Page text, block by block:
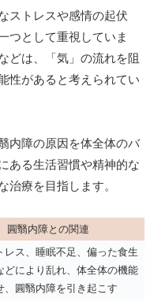
ストレスや感情の起伏
つとして重視していま
どは、「気」の流れを阻
性があると考えられてい
内障の原因を体全体のバ
ある生活習慣や精神的な
治療を目指します。
圓翳内障との関連
レス、睡眠不足、偏った食生
どにより乱れ、体全体の機能
、圓翳内障を引き起こす